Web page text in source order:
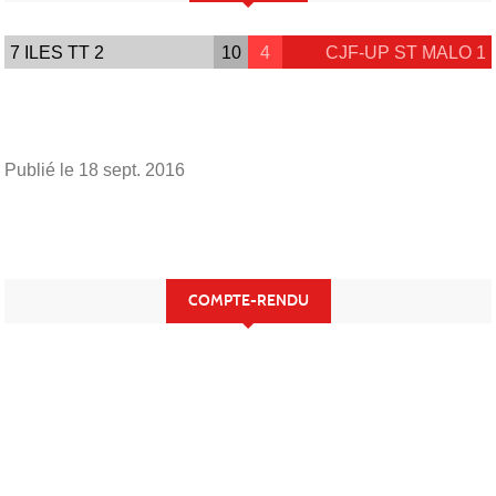
7 ILES TT 2 10 4 CJF-UP ST MALO 1
Publié le 18 sept. 2016
COMPTE-RENDU